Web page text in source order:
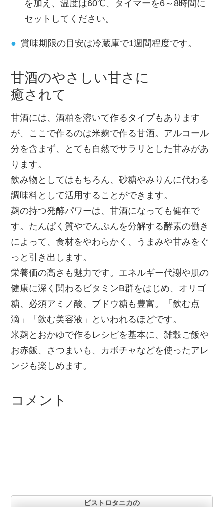
を加え、温度は60℃、タイマーを6～8時間に
セットしてください。
賞味期限の目安は冷蔵庫で1週間程度です。
甘酒のやさしい甘さに
癒されて
甘酒には、酒粕を溶いて作るタイプもあります
が、ここで作るのは米麹で作る甘酒。アルコール
分を含まず、とても自然でサラリとした甘みがあ
ります。
飲み物としてはもちろん、砂糖やみりんに代わる
調味料として活用することができます。
麹の持つ発酵パワーは、甘酒になっても健在で
す。たんぱく質やでんぷんを分解する酵素の働き
によって、食材をやわらかく、うまみや甘みをぐ
っと引き出します。
栄養価の高さも魅力です。エネルギー代謝や肌の
健康に深く関わるビタミンB群をはじめ、オリゴ
糖、必須アミノ酸、ブドウ糖も豊富。「飲む点
滴」「飲む美容液」といわれるほどです。
米麹とおかゆで作るレシピを基本に、雑穀ご飯や
お赤飯、さつまいも、カボチャなどを使ったアレ
ンジも楽しめます。
コメント
ビストロタニカの